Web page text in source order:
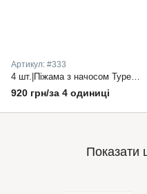
Артикул: #333
920 грн/за 4 одиниці
Показати